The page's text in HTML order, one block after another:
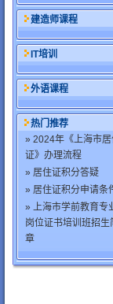
建造师课程
IT培训
外语课程
热门推荐
» 2024年《上海市居
证》办理流程
» 居住证积分答疑
» 居住证积分申请条
» 上海市学前教育专
岗位证书培训班招生
章